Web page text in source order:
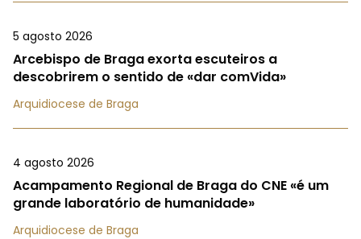
5 agosto 2026
Arcebispo de Braga exorta escuteiros a
descobrirem o sentido de «dar comVida»
Arquidiocese de Braga
4 agosto 2026
Acampamento Regional de Braga do CNE «é um
grande laboratório de humanidade»
Arquidiocese de Braga